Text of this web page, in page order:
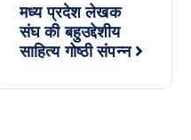
मध्य प्रदेश लेखक
संघ की बहुउद्देशीय
साहित्य गोष्ठी संपन्न